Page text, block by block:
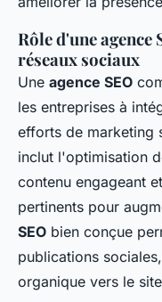
Rôle d'une
réseaux sociaux
Une agence SEO
les entreprises à
efforts de marketing
inclut l'optimisation
contenu engageant
pertinents pour
SEO bien conçue
publications
organique vers le